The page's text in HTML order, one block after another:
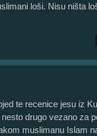
loši. Nisu ništa
te recenice jesu iz
drugo vezano za
muslimanu Islam